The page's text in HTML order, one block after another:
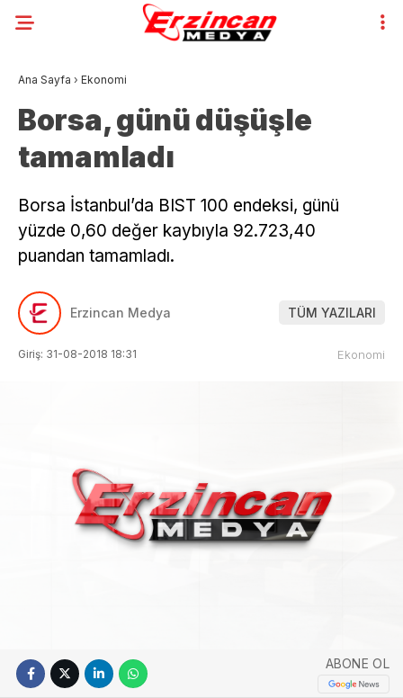
Ana Sayfa › Ekonomi
Borsa, günü düşüşle
tamamladı
Borsa İstanbul’da BIST 100 endeksi, günü
yüzde 0,60 değer kaybıyla 92.723,40
puandan tamamladı.
Erzincan Medya TÜM YAZILARI
Giriş: 31-08-2018 18:31 Ekonomi
ABONE OL